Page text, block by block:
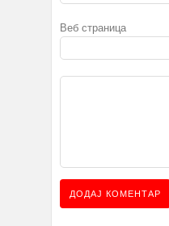
Веб страница